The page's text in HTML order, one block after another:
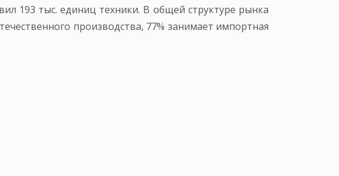
193 тыс. единиц техники. В общей структуре рынка
производства, 77% занимает импортная